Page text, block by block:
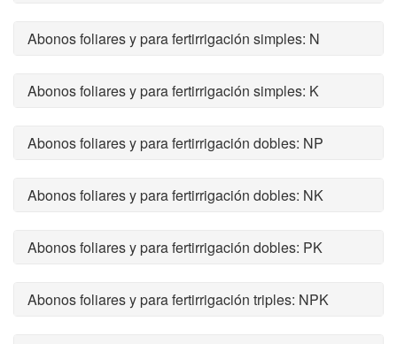
Abonos foliares y para fertirrigación simples: N
Abonos foliares y para fertirrigación simples: K
Abonos foliares y para fertirrigación dobles: NP
Abonos foliares y para fertirrigación dobles: NK
Abonos foliares y para fertirrigación dobles: PK
Abonos foliares y para fertirrigación triples: NPK